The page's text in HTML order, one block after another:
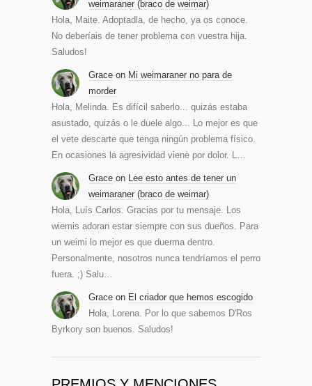
weimaraner (braco de weimar)
Hola, Maite. Adoptadla, de hecho, ya os conoce.
No deberíais de tener problema con vuestra hija.
Saludos!
Grace on Mi weimaraner no para de
morder
Hola, Melinda. Es difícil saberlo... quizás estaba
asustado, quizás o le duele algo... Lo mejor es que
el vete descarte que tenga ningún problema físico.
En ocasiones la agresividad viene por dolor. L…
Grace on Lee esto antes de tener un
weimaraner (braco de weimar)
Hola, Luís Carlos. Gracias por tu mensaje. Los
wiemis adoran estar siempre con sus dueños. Para
un weimi lo mejor es que duerma dentro.
Personalmente, nosotros nunca tendríamos el perro
fuera. ;) Salu…
Grace on El criador que hemos escogido
Hola, Lorena. Por lo que sabemos D'Ros
Byrkory son buenos. Saludos!